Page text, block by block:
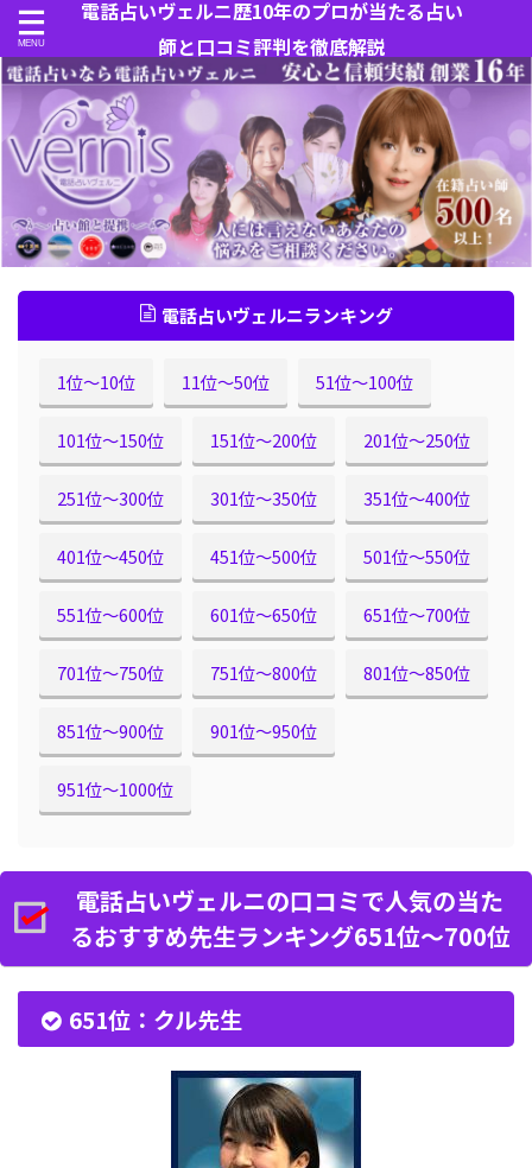
電話占いヴェルニ歴10年のプロが当たる占い
師と口コミ評判を徹底解説
電話占いヴェルニランキング
1位〜10位 11位〜50位 51位〜100位
101位〜150位 151位〜200位 201位〜250位
251位〜300位 301位〜350位 351位〜400位
401位〜450位 451位〜500位 501位〜550位
551位〜600位 601位〜650位 651位〜700位
701位〜750位 751位〜800位 801位〜850位
851位〜900位 901位〜950位
951位〜1000位
電話占いヴェルニの口コミで人気の当た
るおすすめ先生ランキング651位〜700位
651位：クル先生